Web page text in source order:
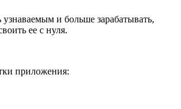
и больше зарабатывать,
ее с нуля.
приложения: